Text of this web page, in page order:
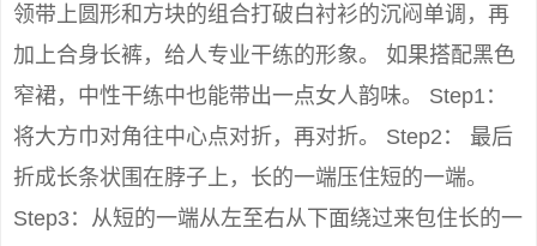
领带上圆形和方块的组合打破白衬衫的沉闷单调，再
加上合身长裤，给人专业干练的形象。 如果搭配黑色
窄裙，中性干练中也能带出一点女人韵味。 Step1：
将大方巾对角往中心点对折，再对折。 Step2： 最后
折成长条状围在脖子上，长的一端压住短的一端。
Step3：从短的一端从左至右从下面绕过来包住长的一